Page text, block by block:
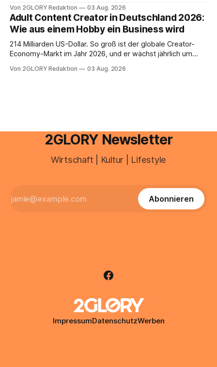
Drogerie – mehr ist zeitlich oft nicht drin. Dabei reagiert die
Haut empfindlich auf Stress, Schlafmangel und
Umwelteinflüsse: Sie wirkt müde, spannt oder neigt zu
Unreinheiten. Professionelle
Von 2GLORY Redaktion 03 Aug. 2026
Adult Content Creator in Deutschland 2026:
Wie aus einem Hobby ein Business wird
214 Milliarden US-Dollar. So groß ist der globale Creator-
Economy-Markt im Jahr 2026, und er wächst jährlich um
ist längst ein ernstzunehmender Wirtschaftszweig. Weltweit
Von 2GLORY Redaktion 03 Aug. 2026
2GLORY Newsletter
Wirtschaft | Kultur | Lifestyle
Abonnieren
ImpressumDatenschutzWerben